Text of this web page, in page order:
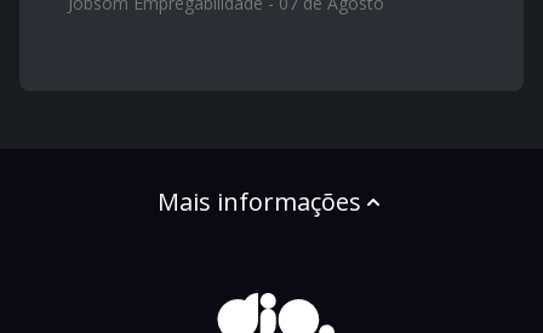
Mais informações